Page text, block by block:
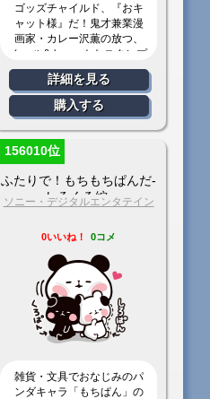
ゴッズチャイルド、『おキ
ャット様』だ！鬼才兼業漫
画家・カレー沢薫の放つ、
クール&キュートなスタンプ
です。
詳細を見る
購入する
156010位
ふたりで！もちもちぱんだ-
しろくろ編-
ソニー・デジタルエンタテイン
0いいね！ 0コメ
雑貨・文具でおなじみのパ
ンダキャラ「もちぱん」の